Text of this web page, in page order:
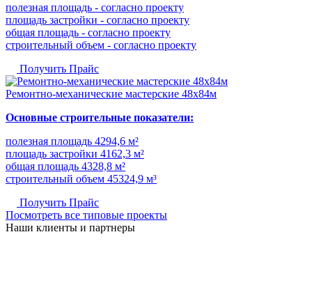
полезная площадь - согласно проекту
площадь застройки - согласно проекту
общая площадь - согласно проекту
строительный объем - согласно проекту
Получить Прайс
Ремонтно-механические мастерские 48х84м
Основные строительные показатели:
полезная площадь 4294,6 м²
площадь застройки 4162,3 м²
общая площадь 4328,8 м²
строительный объем 45324,9 м³
Получить Прайс
Посмотреть все типовые проекты
Наши клиенты и партнеры